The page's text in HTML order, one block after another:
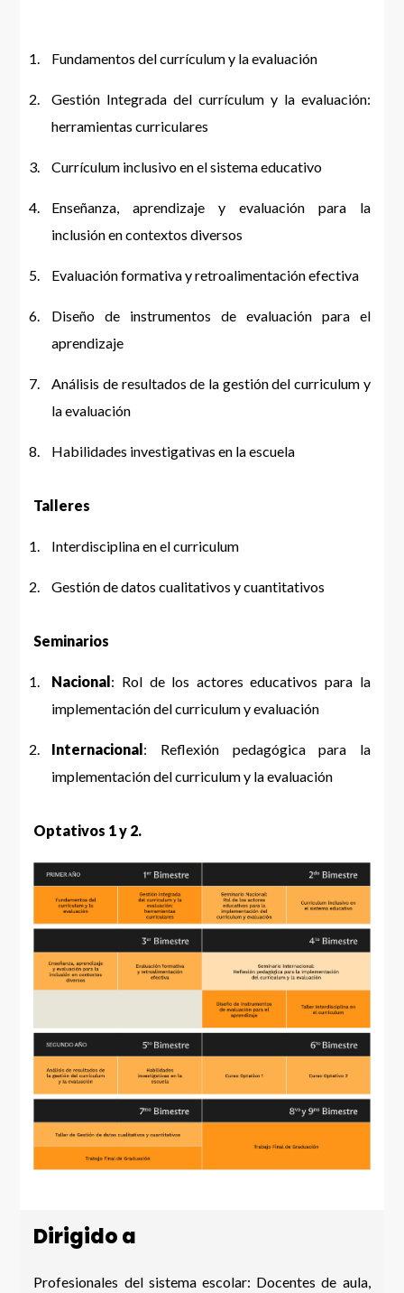
Fundamentos del currículum y la evaluación
Gestión Integrada del currículum y la evaluación:
herramientas curriculares
Currículum inclusivo en el sistema educativo
Enseñanza, aprendizaje y evaluación para la
inclusión en contextos diversos
Evaluación formativa y retroalimentación efectiva
Diseño de instrumentos de evaluación para el
aprendizaje
Análisis de resultados de la gestión del curriculum y
la evaluación
Habilidades investigativas en la escuela
Talleres
Interdisciplina en el curriculum
Gestión de datos cualitativos y cuantitativos
Seminarios
Nacional: Rol de los actores educativos para la
implementación del curriculum y evaluación
Internacional: Reflexión pedagógica para la
implementación del curriculum y la evaluación
Optativos 1 y 2.
Dirigido a
Profesionales del sistema escolar: Docentes de aula,